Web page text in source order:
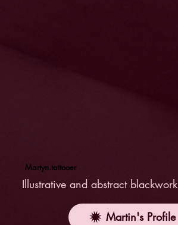
Martyn.tattooer
Illustrative and abstract blackwork
Martin's Profile